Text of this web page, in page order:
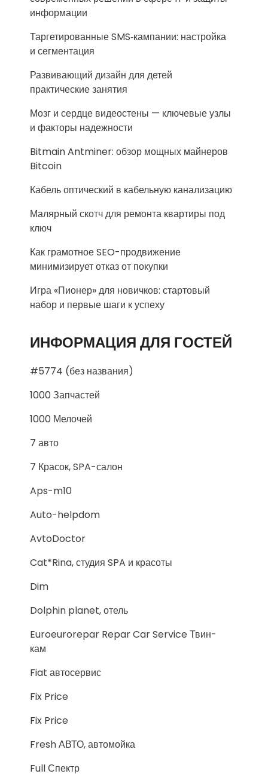
информации
Таргетированные SMS‑кампании: настройка
и сегментация
Развивающий дизайн для детей
практические занятия
Мозг и сердце видеостены — ключевые узлы
и факторы надежности
Bitmain Antminer: обзор мощных майнеров
Bitcoin
Кабель оптический в кабельную канализацию
Малярный скотч для ремонта квартиры под
ключ
Как грамотное SEO-продвижение
минимизирует отказ от покупки
Игра «Пионер» для новичков: стартовый
набор и первые шаги к успеху
ИНФОРМАЦИЯ ДЛЯ ГОСТЕЙ
#5774 (без названия)
1000 Запчастей
1000 Мелочей
7 авто
7 Красок, SPA-салон
Aps-m10
Auto-helpdom
AvtoDoctor
Cat*Rina, студия SPA и красоты
Dim
Dolphin planet, отель
Euroeurorepar Repar Car Service Твин-
кам
Fiat автосервис
Fix Price
Fix Price
Fresh АВТО, автомойка
Full Спектр